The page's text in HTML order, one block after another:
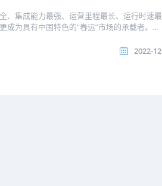
、集成能力最强、运营里程最长、运行时速
为具有中国特色的“春运”市场的承载者。...
2022-